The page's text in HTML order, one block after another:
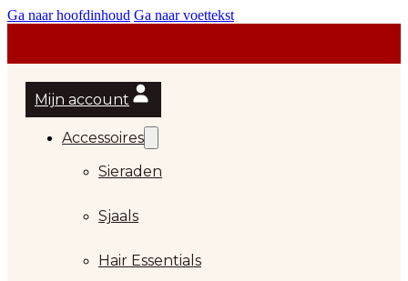
Ga naar hoofdinhoud Ga naar voettekst
Mijn account
Accessoires
Sieraden
Sjaals
Hair Essentials